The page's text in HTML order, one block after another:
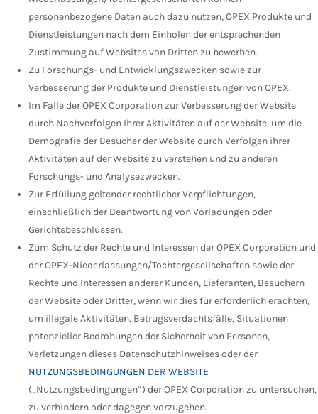
personenbezogene Daten auch dazu nutzen, OPEX Produkte und
Dienstleistungen nach dem Einholen der entsprechenden
Zustimmung auf Websites von Dritten zu bewerben.
Zu Forschungs- und Entwicklungszwecken sowie zur
Verbesserung der Produkte und Dienstleistungen von OPEX.
Im Falle der OPEX Corporation zur Verbesserung der Website
durch Nachverfolgen Ihrer Aktivitäten auf der Website, um die
Demografie der Besucher der Website durch Verfolgen ihrer
Aktivitäten auf der Website zu verstehen und zu anderen
Forschungs- und Analysezwecken.
Zur Erfüllung geltender rechtlicher Verpflichtungen,
einschließlich der Beantwortung von Vorladungen oder
Gerichtsbeschlüssen.
Zum Schutz der Rechte und Interessen der OPEX Corporation und
der OPEX-Niederlassungen/Tochtergesellschaften sowie der
Rechte und Interessen anderer Kunden, Lieferanten, Besuchern
der Website oder Dritter, wenn wir dies für erforderlich erachten,
um illegale Aktivitäten, Betrugsverdachtsfälle, Situationen
potenzieller Bedrohungen der Sicherheit von Personen,
Verletzungen dieses Datenschutzhinweises oder der
NUTZUNGSBEDINGUNGEN DER WEBSITE
(„Nutzungsbedingungen“) der OPEX Corporation zu untersuchen,
zu verhindern oder dagegen vorzugehen.